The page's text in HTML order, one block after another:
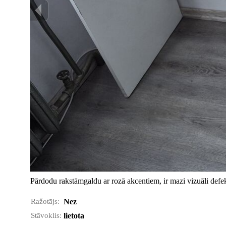
Pārdodu rakstāmgaldu ar rozā akcentiem, ir mazi vizuāli
Ražotājs: Nez
Stāvoklis: lietota